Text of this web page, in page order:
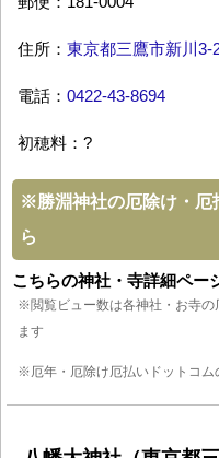
住所： 東京都三鷹市新川3-
電話： 0422-43-8694
初穂料：?
※勝淵神社の厄除け・
ら
こちらの神社・寺詳細ペー
※閲覧ビュー数は各神社・お寺の
ます
※厄年・厄除け厄払いドットコム